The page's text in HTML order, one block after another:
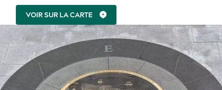
VOIR SUR LA CARTE